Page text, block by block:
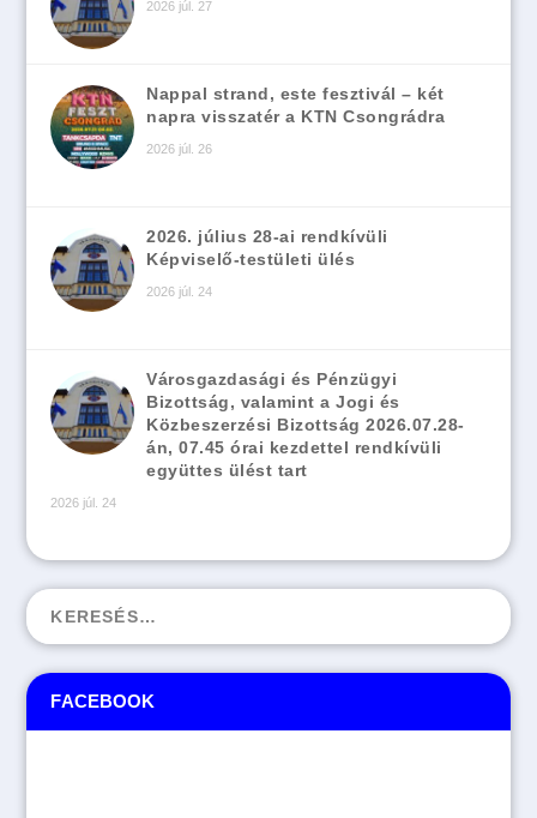
FACEBOOK
2026 júl. 27
Nappal strand, este fesztivál – két
napra visszatér a KTN Csongrádra
2026 júl. 26
2026. július 28-ai rendkívüli
Képviselő-testületi ülés
2026 júl. 24
Városgazdasági és Pénzügyi
Bizottság, valamint a Jogi és
Közbeszerzési Bizottság 2026.07.28-
án, 07.45 órai kezdettel rendkívüli
együttes ülést tart
2026 júl. 24